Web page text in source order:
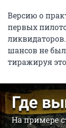
Версию о
первых
шансов не
тиражируя